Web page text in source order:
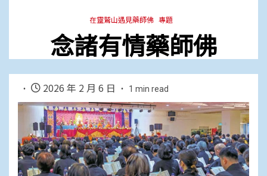
在靈鷲山遇見藥師佛 專題
念諸有情藥師佛
2026 年 2 月 6 日 1 min read